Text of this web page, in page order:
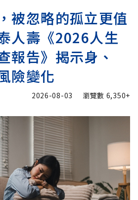
被忽略的孤立更值
人壽《2026人生
報告》揭示身、
險變化
2026-08-03 瀏覽數 6,350+